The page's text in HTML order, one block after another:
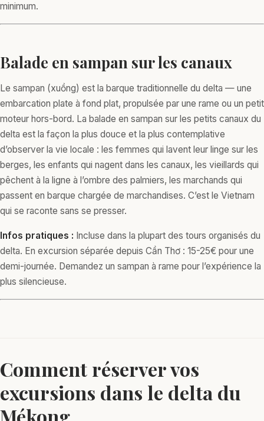
minimum.
Balade en sampan sur les canaux
Le sampan (xuồng) est la barque traditionnelle du delta — une
embarcation plate à fond plat, propulsée par une rame ou un petit
moteur hors-bord. La balade en sampan sur les petits canaux du
delta est la façon la plus douce et la plus contemplative
d’observer la vie locale : les femmes qui lavent leur linge sur les
berges, les enfants qui nagent dans les canaux, les vieillards qui
pêchent à la ligne à l’ombre des palmiers, les marchands qui
passent en barque chargée de marchandises. C’est le Vietnam
qui se raconte sans se presser.
Infos pratiques : Incluse dans la plupart des tours organisés du
delta. En excursion séparée depuis Cần Thơ : 15-25€ pour une
demi-journée. Demandez un sampan à rame pour l’expérience la
plus silencieuse.
Comment réserver vos
excursions dans le delta du